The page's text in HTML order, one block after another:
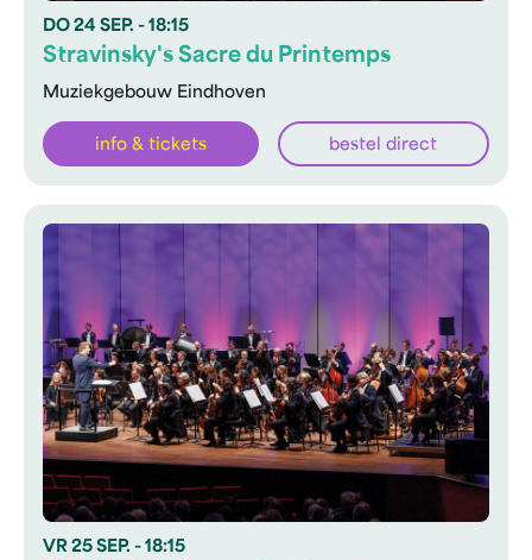
DO 24 SEP. - 18:15
Muziekgebouw Eindhoven
Stravinsky's Sacre du Printemps
info & tickets bestel direct
VR 25 SEP. - 18:15